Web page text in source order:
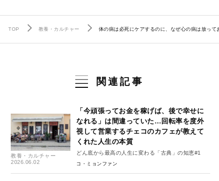
TOP 教養・カルチャー 体の病は必死にケアするのに、なぜ心の病は放っ
関連記事
教養・カルチャー
2026.06.02
「今頑張ってお金を稼げば、後で幸せに
なれる」は間違っていた…回転率を度外
視して営業するチェコのカフェが教えて
くれた人生の本質
どん底から最高の人生に変わる「古典」の知恵#1
コ・ミョンファン